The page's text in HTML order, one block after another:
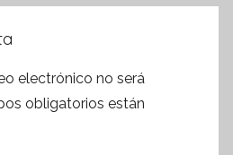
electrónico no será
obligatorios están